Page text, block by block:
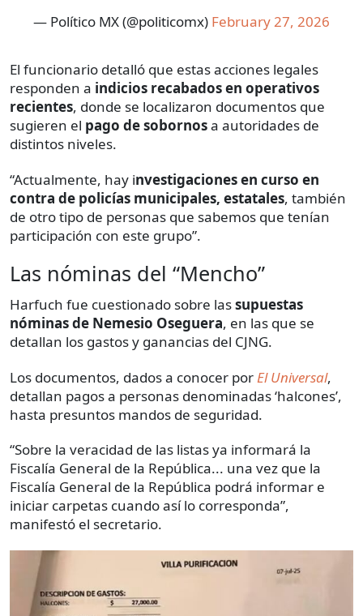
— Político MX (@politicomx) February 27, 2026
El funcionario detalló que estas acciones legales
responden a indicios recabados en operativos
recientes, donde se localizaron documentos que
sugieren el pago de sobornosa autoridades de
distintos niveles.
“Actualmente, hay investigaciones en curso en
contra de policías municipales, estatales, también
de otro tipo de personas que sabemos que tenían
participación con este grupo”.
Las nóminas del “Mencho”
Harfuch fue cuestionado sobre lassupuestas
nóminas de Nemesio Oseguera, en las que se
detallan los gastos y ganancias del CJNG.
Los documentos, dados a conocer porEl Universal,
detallan pagos a personas denominadas ‘halcones’,
hasta presuntos mandos de seguridad.
“Sobre la veracidad de las listas ya informará la
Fiscalía General de la República... una vez que la
Fiscalía General de la República podrá informar e
iniciar carpetas cuando así lo corresponda”,
manifestó el secretario.